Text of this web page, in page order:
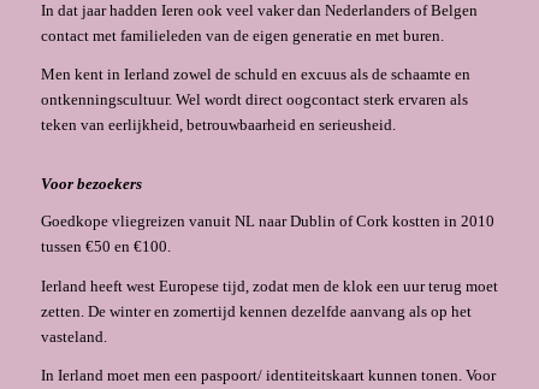
In dat jaar hadden Ieren ook veel vaker dan Nederlanders of Belgen
contact met familieleden van de eigen generatie en met buren.
Men kent in Ierland zowel de schuld en excuus als de schaamte en
ontkenningscultuur. Wel wordt direct oogcontact sterk ervaren als
teken van eerlijkheid, betrouwbaarheid en serieusheid.
Voor bezoekers
Goedkope vliegreizen vanuit NL naar Dublin of Cork kostten in 2010
tussen €50 en €100.
Ierland heeft west Europese tijd, zodat men de klok een uur terug moet
zetten. De winter en zomertijd kennen dezelfde aanvang als op het
vasteland.
In Ierland moet men een paspoort/ identiteitskaart kunnen tonen. Voor